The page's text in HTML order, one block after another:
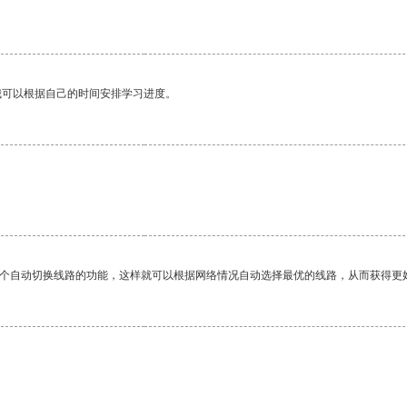
以根据自己的时间安排学习进度。
动切换线路的功能，这样就可以根据网络情况自动选择最优的线路，从而获得更